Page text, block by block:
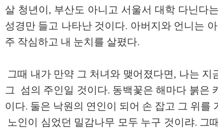
살 청년이, 부산도 아니고 서울서 대학 다닌다
성경만 들고 나타난 것이다. 아버지와 언니는
주 작심하고 내 눈치를 살폈다.
그때 내가 만약 그 처녀와 맺어졌다면, 나는 지
그 섬의 주인일 것이다. 동백꽃은 해마다 붉은
이다. 둘은 낙원의 연인이 되어 손 잡고 그 위를
노인이 심었던 밀감나무 모두 누구 것이랴. 그